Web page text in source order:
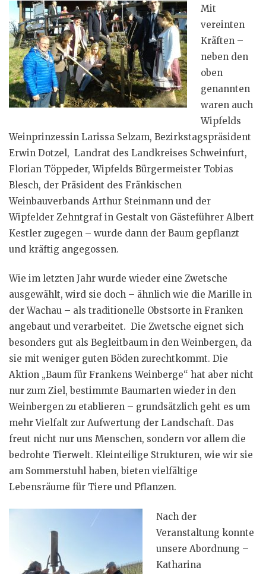
Mit
vereinten
Kräften –
neben den
oben
genannten
waren auch
Wipfelds
Weinprinzessin Larissa Selzam, Bezirkstagspräsident
Erwin Dotzel, Landrat des Landkreises Schweinfurt,
Florian Töppeder, Wipfelds Bürgermeister Tobias
Blesch, der Präsident des Fränkischen
Weinbauverbands Arthur Steinmann und der
Wipfelder Zehntgraf in Gestalt von Gästeführer Albert
Kestler zugegen – wurde dann der Baum gepflanzt
und kräftig angegossen.
Wie im letzten Jahr wurde wieder eine Zwetsche
ausgewählt, wird sie doch – ähnlich wie die Marille in
der Wachau – als traditionelle Obstsorte in Franken
angebaut und verarbeitet. Die Zwetsche eignet sich
besonders gut als Begleitbaum in den Weinbergen, da
sie mit weniger guten Böden zurechtkommt. Die
Aktion „Baum für Frankens Weinberge“ hat aber nicht
nur zum Ziel, bestimmte Baumarten wieder in den
Weinbergen zu etablieren – grundsätzlich geht es um
mehr Vielfalt zur Aufwertung der Landschaft. Das
freut nicht nur uns Menschen, sondern vor allem die
bedrohte Tierwelt. Kleinteilige Strukturen, wie wir sie
am Sommerstuhl haben, bieten vielfältige
Lebensräume für Tiere und Pflanzen.
Nach der
Veranstaltung konnte
unsere Abordnung –
Katharina